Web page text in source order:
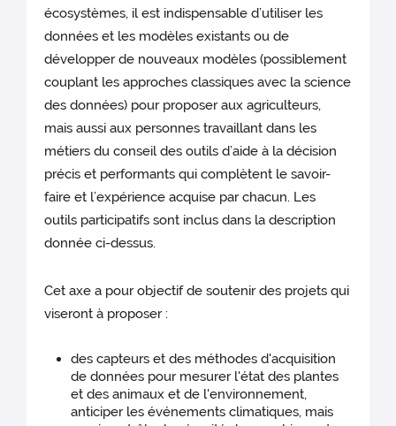
écosystèmes, il est indispensable d’utiliser les
données et les modèles existants ou de
développer de nouveaux modèles (possiblement
couplant les approches classiques avec la science
des données) pour proposer aux agriculteurs,
mais aussi aux personnes travaillant dans les
métiers du conseil des outils d’aide à la décision
précis et performants qui complètent le savoir-
faire et l’expérience acquise par chacun. Les
outils participatifs sont inclus dans la description
donnée ci-dessus.
Cet axe a pour objectif de soutenir des projets qui
viseront à proposer :
des capteurs et des méthodes d'acquisition
de données pour mesurer l'état des plantes
et des animaux et de l'environnement,
anticiper les événements climatiques, mais